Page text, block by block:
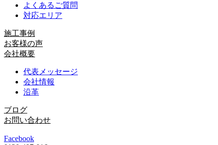
よくあるご質問
対応エリア
施工事例
お客様の声
会社概要
代表メッセージ
会社情報
沿革
ブログ
お問い合わせ
Facebook